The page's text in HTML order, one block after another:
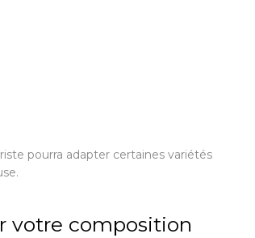
pourra adapter certaines variétés
votre composition